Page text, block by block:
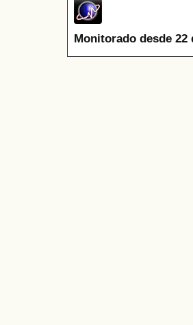
Monitorado desde 22